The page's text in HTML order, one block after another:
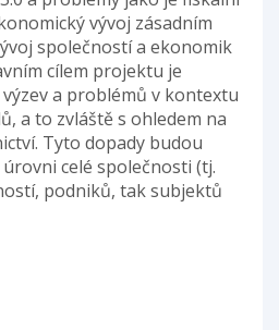
vývoj zásadním
společností a ekonomik
cílem projektu je
a problémů v kontextu
a to zvláště s ohledem na
Tyto dopady budou
celé společnosti (tj.
podniků, tak subjektů